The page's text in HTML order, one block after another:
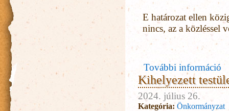
E határozat ellen
nincs, az a közléssel
További információ
Kihelyezett
2024. július 26.
Kategória: Önkormányzat